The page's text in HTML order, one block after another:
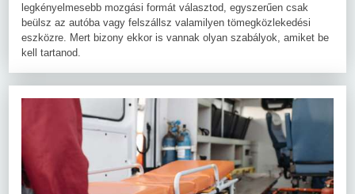
legkényelmesebb mozgási formát választod, egyszerűen csak
beülsz az autóba vagy felszállsz valamilyen tömegközlekedési
eszközre. Mert bizony ekkor is vannak olyan szabályok, amiket be
kell tartanod.